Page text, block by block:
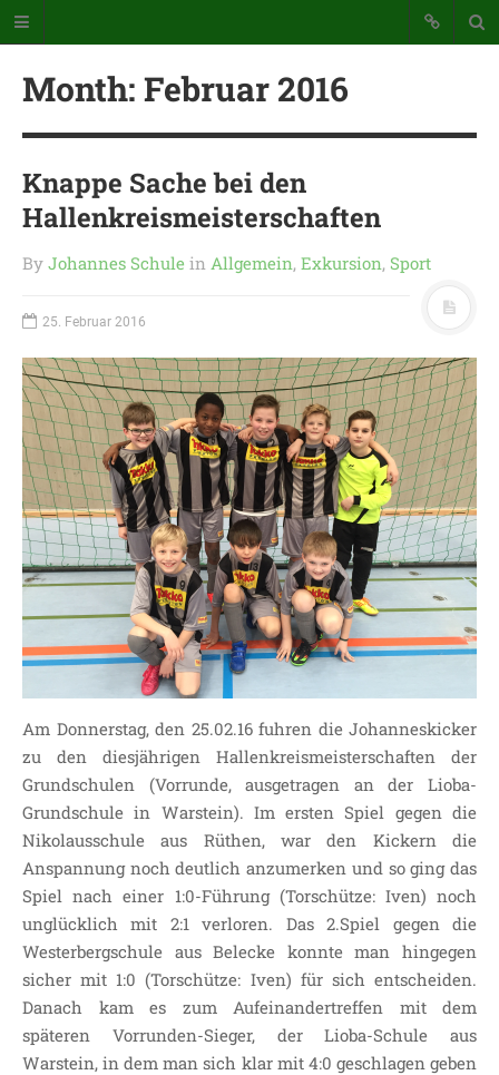
Katholische Grundschule der
Stadt Warstein
STARTSEITE
WICHTIGES AUS UNSERER
SCHULE
UNSER SCHULTAG
KONTAKT
SDUI
TERMINE
ELTERNBETEILIGUNG-
UND MITWIRKUNG
DAS TEAM DER
JOHANNESSCHULE
KOLLEGIUM
OGGS
SCHULSOZIALARBEIT
KLASSEN
KLASSE 1 ESSER
KLASSE 2 MÖLLMANN
KLASSE 3A LANGENEKE
KLASSE 3B BUDEUS
KLASSE 4 DURRANT
LEITBILD UNSERER
GRUNDSCHULE
Month: Februar 2016
Knappe Sache bei den
Hallenkreismeisterschaften
By Johannes Schule in Allgemein, Exkursion, Sport
25. Februar 2016
Am Donnerstag, den 25.02.16 fuhren die Johanneskicker
zu den diesjährigen Hallenkreismeisterschaften der
Grundschulen (Vorrunde, ausgetragen an der Lioba-
Grundschule in Warstein). Im ersten Spiel gegen die
Nikolausschule aus Rüthen, war den Kickern die
Anspannung noch deutlich anzumerken und so ging das
Spiel nach einer 1:0-Führung (Torschütze: Iven) noch
unglücklich mit 2:1 verloren. Das 2.Spiel gegen die
Westerbergschule aus Belecke konnte man hingegen
sicher mit 1:0 (Torschütze: Iven) für sich entscheiden.
Danach kam es zum Aufeinandertreffen mit dem
späteren Vorrunden-Sieger, der Lioba-Schule aus
Warstein, in dem man sich klar mit 4:0 geschlagen geben